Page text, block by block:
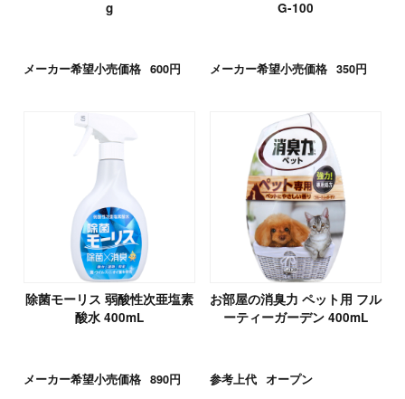
g
メーカー希望小売価格 600円
G-100
メーカー希望小売価格 350円
除菌モーリス 弱酸性次亜塩素
酸水 400mL
メーカー希望小売価格 890円
お部屋の消臭力 ペット用 フル
ーティーガーデン 400mL
参考上代 オープン